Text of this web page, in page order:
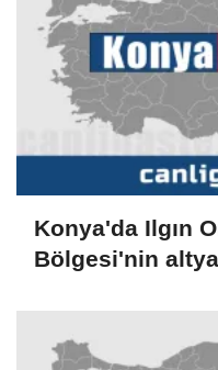
Konya'da Ilgın
Bölgesi'nin